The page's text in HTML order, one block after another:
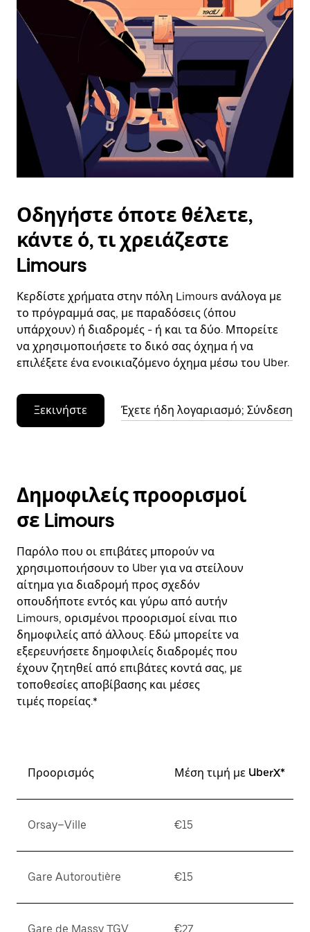
επιλέξετε
μια
ημερομηνία.
Πατήστε
πλήκτρο
escape
για
να
κλείσετε
ημερολόγιο.
Οδηγήστε όποτε θέλετε,
κάντε ό, τι χρειάζεστε
Limours
Κερδίστε χρήματα στην πόλη Limours ανάλογα με
το πρόγραμμά σας, με παραδόσεις (όπου
υπάρχουν) ή διαδρομές - ή και τα δύο. Μπορείτε
να χρησιμοποιήσετε το δικό σας όχημα ή να
επιλέξετε ένα ενοικιαζόμενο όχημα μέσω του Uber.
Ξεκινήστε Έχετε ήδη λογαριασμό; Σύνδεση
Δημοφιλείς προορισμοί
σε Limours
Παρόλο που οι επιβάτες μπορούν να
χρησιμοποιήσουν το Uber για να στείλουν
αίτημα για διαδρομή προς σχεδόν
οπουδήποτε εντός και γύρω από αυτήν
Limours, ορισμένοι προορισμοί είναι πιο
δημοφιλείς από άλλους. Εδώ μπορείτε να
εξερευνήσετε δημοφιλείς διαδρομές που
έχουν ζητηθεί από επιβάτες κοντά σας, με
τοποθεσίες αποβίβασης και μέσες
τιμές πορείας.*
Προορισμός Μέση τιμή με UberX*
Orsay–Ville €15
Gare Autoroutière €15
Gare de Massy TGV €27